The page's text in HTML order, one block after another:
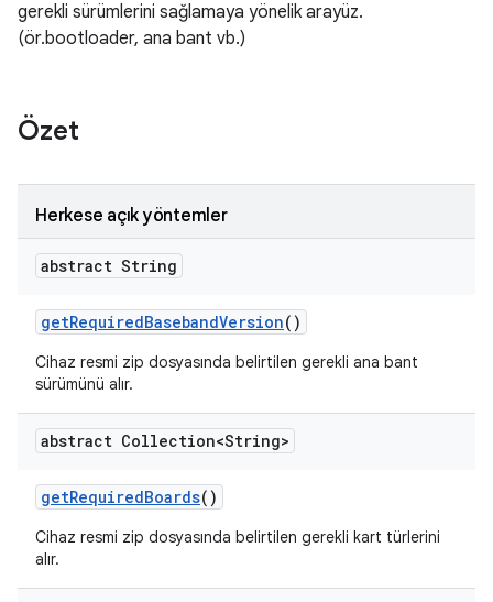
gerekli sürümlerini sağlamaya yönelik arayüz.
(ör.bootloader, ana bant vb.)
Özet
Herkese açık yöntemler
abstract String
getRequiredBasebandVersion()
Cihaz resmi zip dosyasında belirtilen gerekli ana bant
sürümünü alır.
abstract Collection<String>
getRequiredBoards()
Cihaz resmi zip dosyasında belirtilen gerekli kart türlerini
alır.